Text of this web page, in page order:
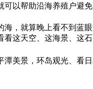
可以帮助沿海养殖户避
海，就算晚上看不到蓝
看这天空、这海景、这石
潭美景，环岛观光、看